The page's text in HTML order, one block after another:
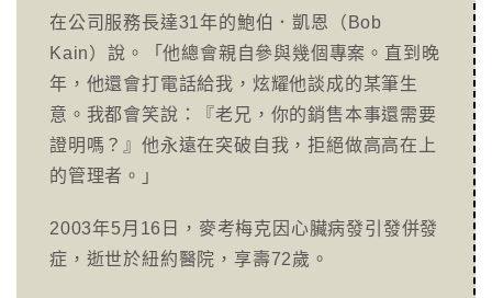
在公司服務長達31年的鮑伯．凱恩（Bob
Kain）說。「他總會親自參與幾個專案。直到晚
年，他還會打電話給我，炫耀他談成的某筆生
意。我都會笑說：『老兄，你的銷售本事還需要
證明嗎？』他永遠在突破自我，拒絕做高高在上
的管理者。」
2003年5月16日，麥考梅克因心臟病發引發併發
症，逝世於紐約醫院，享壽72歲。